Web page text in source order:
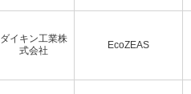
ダイキン工業株
式会社
EcoZEAS